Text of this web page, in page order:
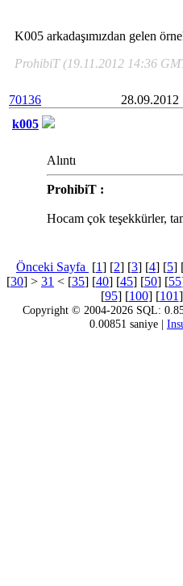
K005 arkadaşımızdan gelen
ProhibiT (19.11.2012 14:36
70136
k005
Alıntı
ProhibiT :
Hocam çok teşekkürler,
Önceki Sayfa [1] [2] [3] [4] [5]
[30] > 31 < [35] [40] [45] [50] [55
[95] [100] [101]
Copyright © 2004-2026 SQL:
0.00851 saniye |